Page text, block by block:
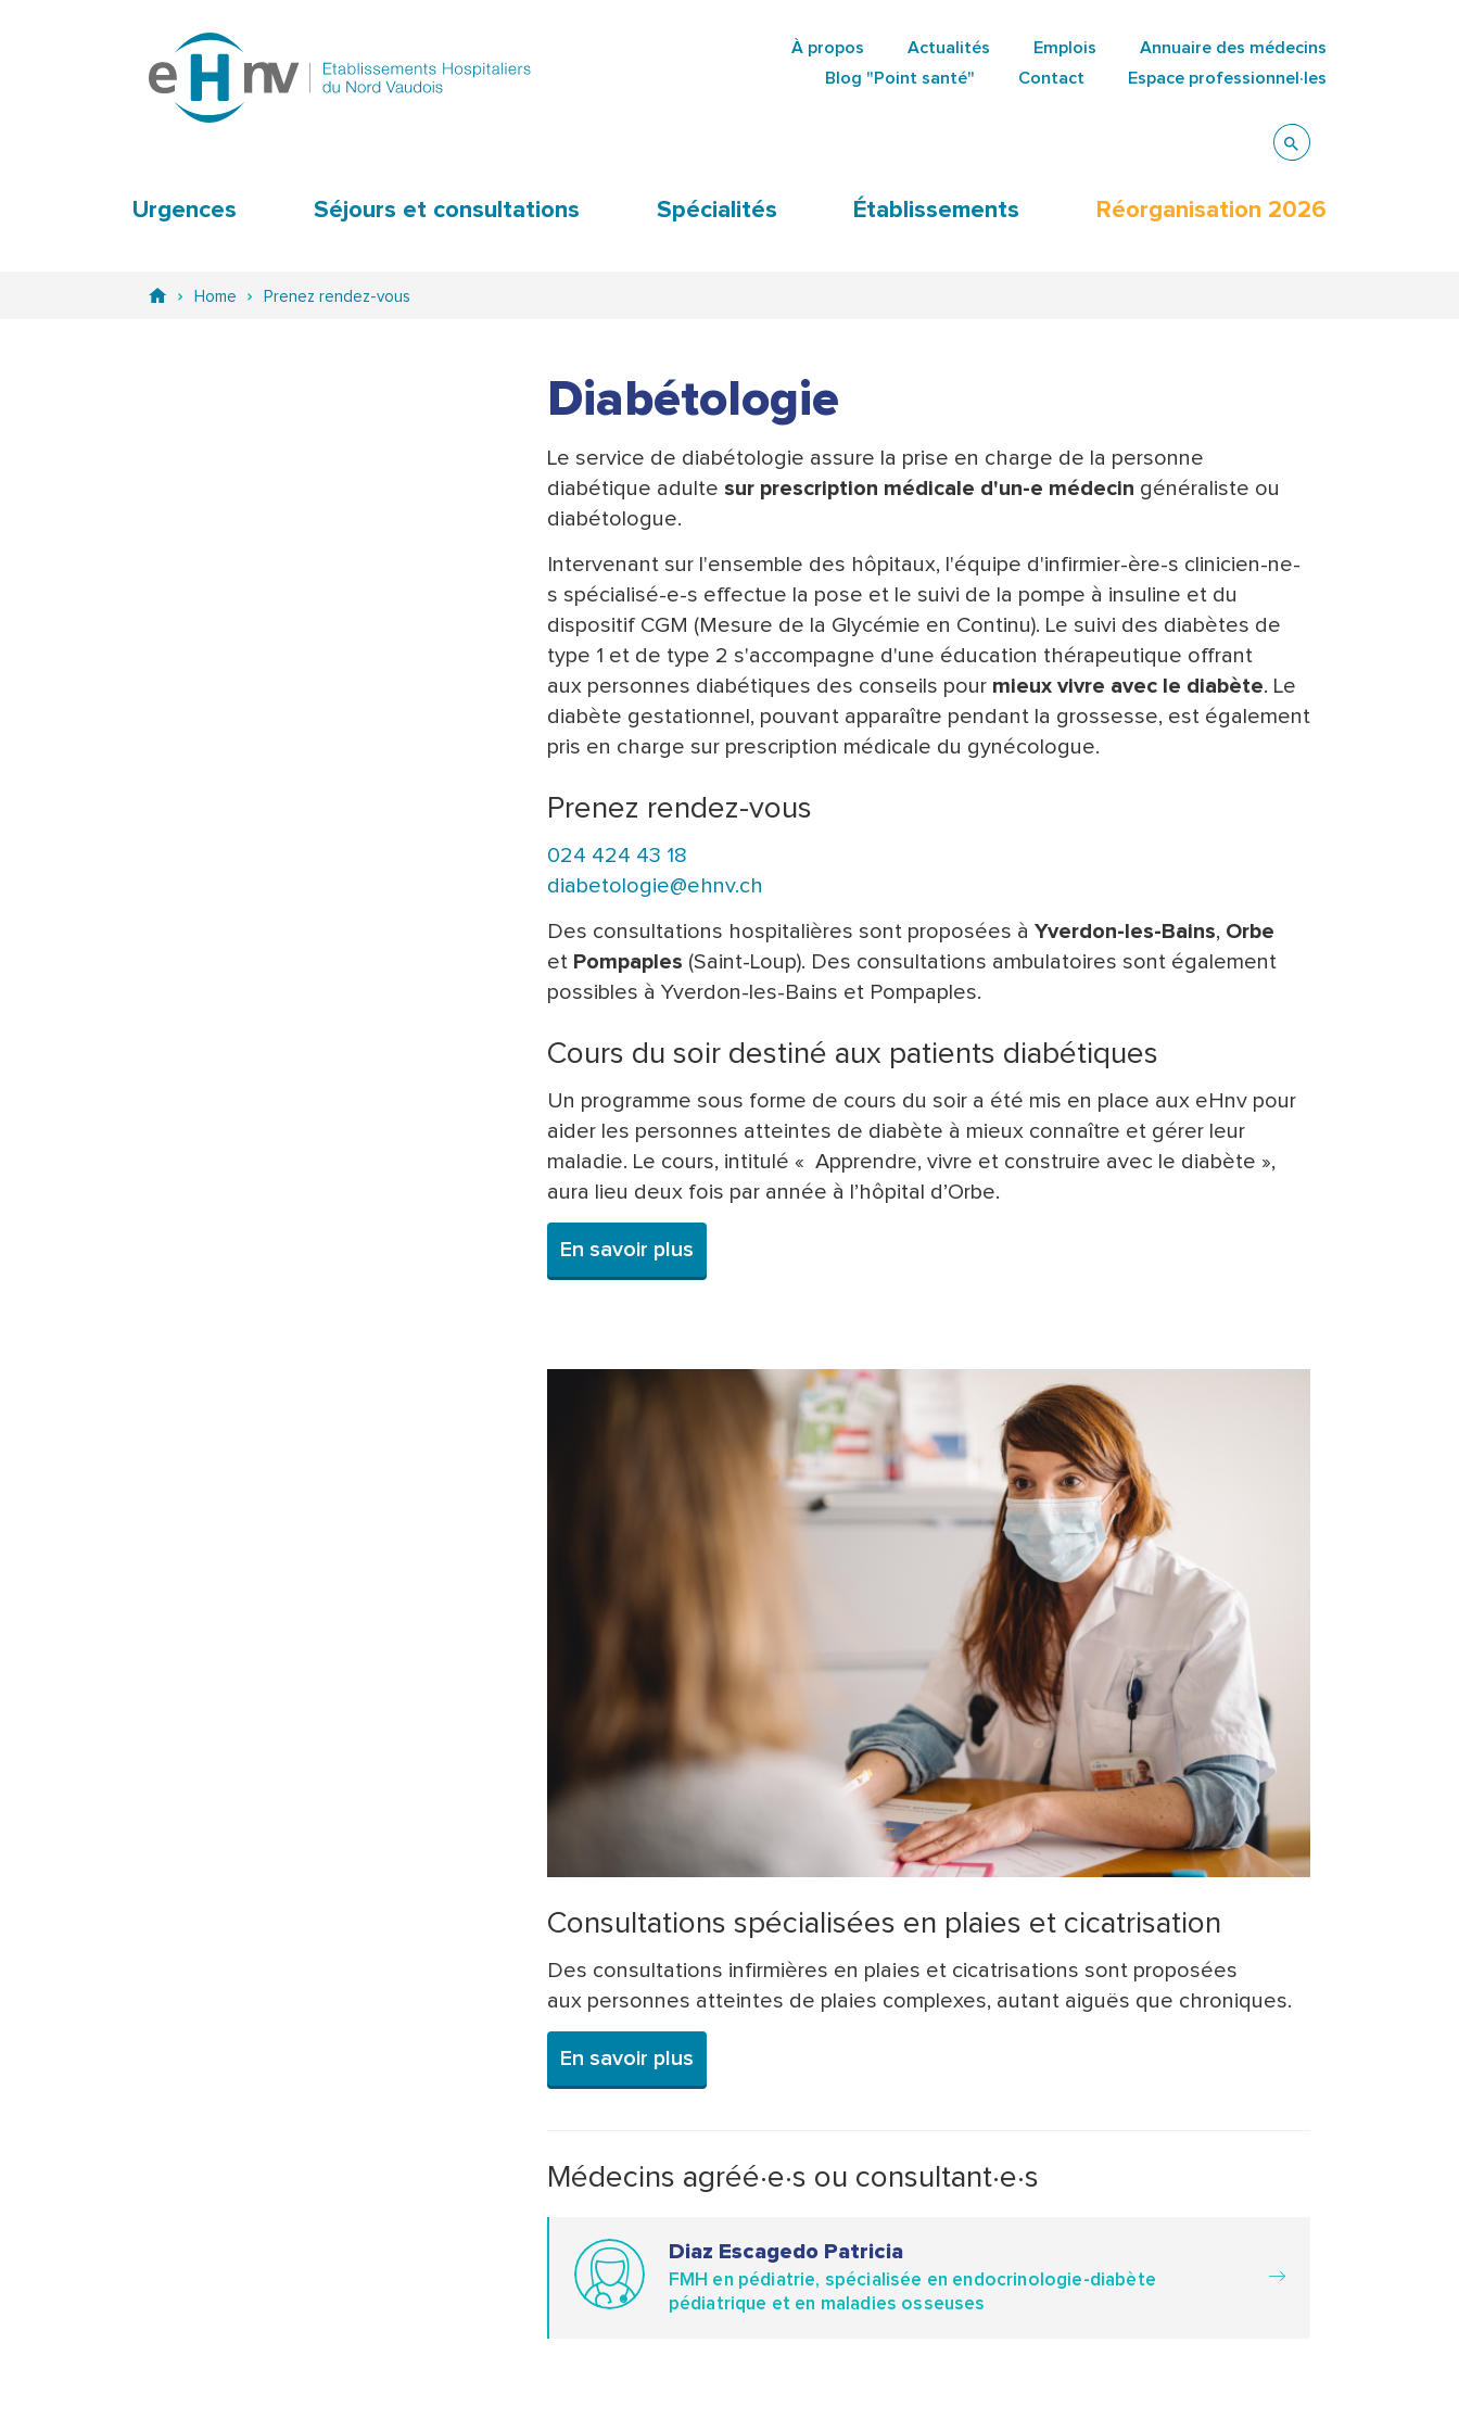
À propos Actualités Emplois
Annuaire des médecins
Blog "Point santé"
Contact Espace professionnel·les
Urgences Séjours et consultations Spécialités Établissements Réorganisation 2026
Home Prenez rendez-vous
Diabétologie
Le service de diabétologie assure la prise en charge de la personne
diabétique adulte sur prescription médicale d'un-e médecin généraliste ou
diabétologue.
Intervenant sur l'ensemble des hôpitaux, l'équipe d'infirmier-ère-s clinicien-ne-
s spécialisé-e-s effectue la pose et le suivi de la pompe à insuline et du
dispositif CGM (Mesure de la Glycémie en Continu). Le suivi des diabètes de
type 1 et de type 2 s'accompagne d'une éducation thérapeutique offrant
aux personnes diabétiques des conseils pour mieux vivre avec le diabète. Le
diabète gestationnel, pouvant apparaître pendant la grossesse, est également
pris en charge sur prescription médicale du gynécologue.
Prenez rendez-vous
024 424 43 18
diabetologie@ehnv.ch
Des consultations hospitalières sont proposées à Yverdon-les-Bains, Orbe
et Pompaples (Saint-Loup). Des consultations ambulatoires sont également
possibles à Yverdon-les-Bains et Pompaples.
Cours du soir destiné aux patients diabétiques
Un programme sous forme de cours du soir a été mis en place aux eHnv pour
aider les personnes atteintes de diabète à mieux connaître et gérer leur
maladie. Le cours, intitulé « Apprendre, vivre et construire avec le diabète »,
aura lieu deux fois par année à l’hôpital d’Orbe.
En savoir plus
Consultations spécialisées en plaies et cicatrisation
Des consultations infirmières en plaies et cicatrisations sont proposées
aux personnes atteintes de plaies complexes, autant aiguës que chroniques.
En savoir plus
Médecins agréé·e·s ou consultant·e·s
Diaz Escagedo Patricia
FMH en pédiatrie, spécialisée en endocrinologie-diabète
pédiatrique et en maladies osseuses